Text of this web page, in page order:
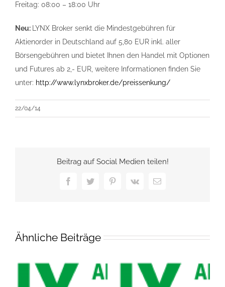
Freitag: 08:00 – 18:00 Uhr
Neu: LYNX Broker senkt die Mindestgebühren für
Aktienorder in Deutschland auf 5,80 EUR inkl. aller
Börsengebühren und bietet Ihnen den Handel mit Optionen
und Futures ab 2,- EUR, weitere Informationen finden Sie
unter: http://www.lynxbroker.de/preissenkung/
22/04/14
Beitrag auf Social Medien teilen!
FacebookTwitterPinterest
Vk
E-
Ähnliche Beiträge